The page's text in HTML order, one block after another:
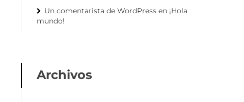
Un comentarista de WordPress en ¡Hola
mundo!
Archivos